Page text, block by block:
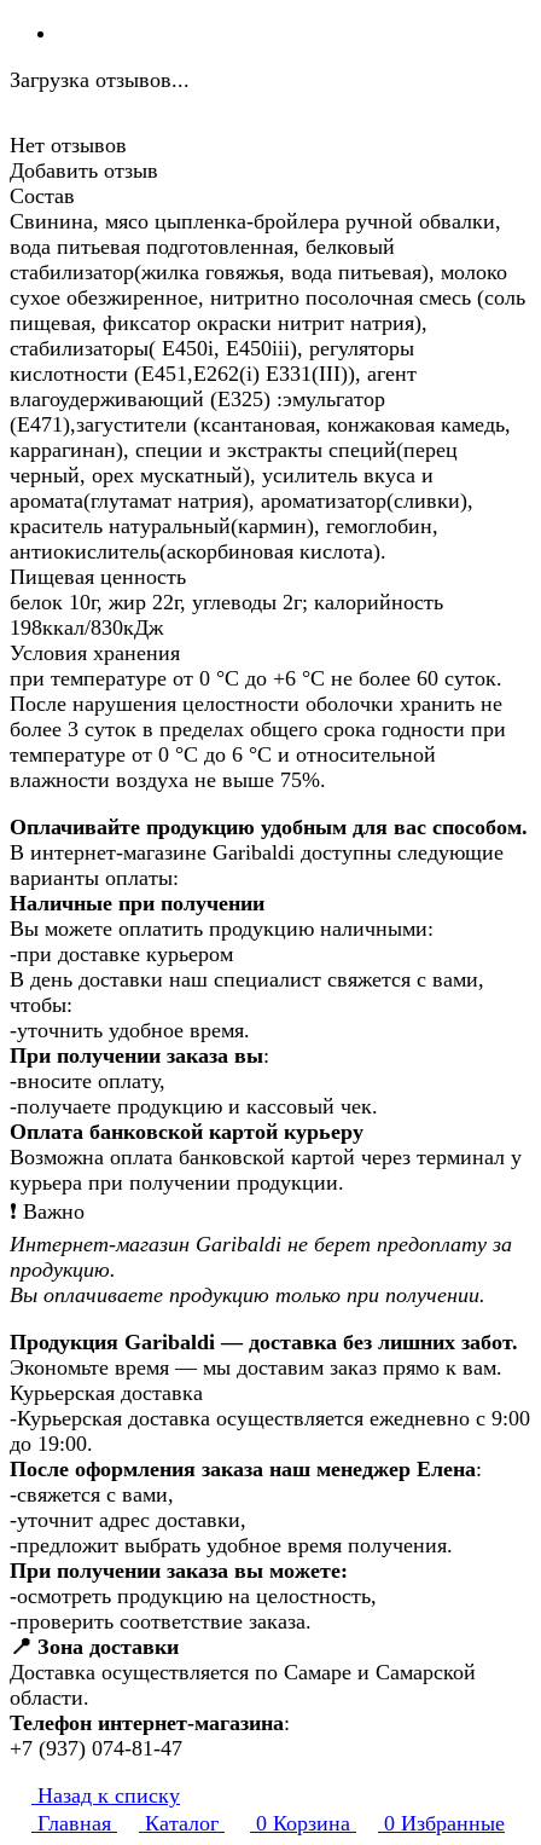
Загрузка отзывов...
Нет отзывов
Добавить отзыв
Состав
Свинина, мясо цыпленка-бройлера ручной обвалки,
вода питьевая подготовленная, белковый
стабилизатор(жилка говяжья, вода питьевая), молоко
сухое обезжиренное, нитритно посолочная смесь (соль
пищевая, фиксатор окраски нитрит натрия),
стабилизаторы( Е450i, E450iii), регуляторы
кислотности (Е451,Е262(i) Е331(III)), агент
влагоудерживающий (Е325) :эмульгатор
(Е471),загустители (ксантановая, конжаковая камедь,
каррагинан), специи и экстракты специй(перец
черный, орех мускатный), усилитель вкуса и
аромата(глутамат натрия), ароматизатор(сливки),
краситель натуральный(кармин), гемоглобин,
антиокислитель(аскорбиновая кислота).
Пищевая ценность
белок 10г, жир 22г, углеводы 2г; калорийность
198ккал/830кДж
Условия хранения
при температуре от 0 °С до +6 °С не более 60 суток.
После нарушения целостности оболочки хранить не
более 3 суток в пределах общего срока годности при
температуре от 0 °С до 6 °С и относительной
влажности воздуха не выше 75%.
Оплачивайте продукцию удобным для вас способом.
В интернет-магазине Garibaldi доступны следующие
варианты оплаты:
Наличные при получении
Вы можете оплатить продукцию наличными:
-при доставке курьером
В день доставки наш специалист свяжется с вами,
чтобы:
-уточнить удобное время.
При получении заказа вы:
-вносите оплату,
-получаете продукцию и кассовый чек.
Оплата банковской картой курьеру
Возможна оплата банковской картой через терминал у
курьера при получении продукции.
❗️ Важно
Интернет-магазин Garibaldi не берет предоплату за
продукцию.
Вы оплачиваете продукцию только при получении.
Продукция Garibaldi — доставка без лишних забот.
Экономьте время — мы доставим заказ прямо к вам.
Курьерская доставка
-Курьерская доставка осуществляется ежедневно с 9:00
до 19:00.
После оформления заказа наш менеджер Елена:
-свяжется с вами,
-уточнит адрес доставки,
-предложит выбрать удобное время получения.
При получении заказа вы можете:
-осмотреть продукцию на целостность,
-проверить соответствие заказа.
📍 Зона доставки
Доставка осуществляется по Самаре и Самарской
области.
Телефон интернет-магазина:
+7 (937) 074-81-47
Назад к списку
Главная
Каталог 0 Корзина 0 Избранные